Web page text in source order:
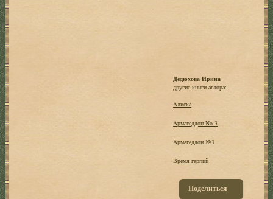
Дедюхова Ирина
другие книги автора:
Алиска
Армагеддон No 3
Армагеддон №3
Время гарпий
Поделиться